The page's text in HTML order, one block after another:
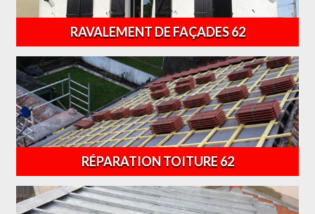
RAVALEMENT DE FAÇADES 62
RÉPARATION TOITURE 62